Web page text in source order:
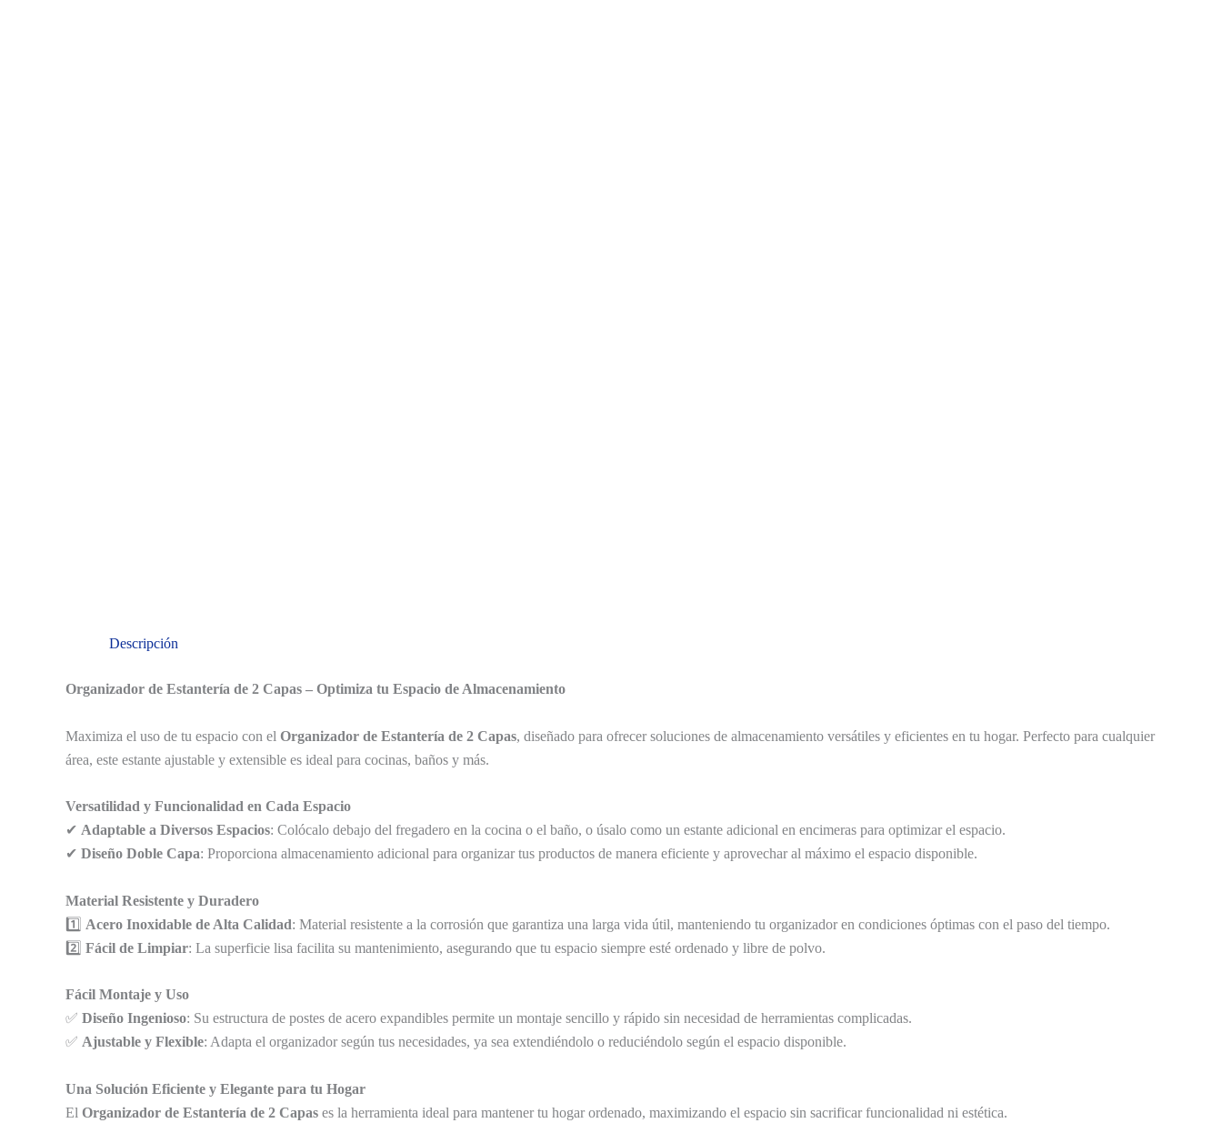
Descripción
Organizador de Estantería de 2 Capas – Optimiza tu Espacio de Almacenamiento
Maximiza el uso de tu espacio con el Organizador de Estantería de 2 Capas, diseñado para ofrecer soluciones de almacenamiento versátiles y eficientes en tu hogar. Perfecto para cualquier
área, este estante ajustable y extensible es ideal para cocinas, baños y más.
Versatilidad y Funcionalidad en Cada Espacio
✔ Adaptable a Diversos Espacios: Colócalo debajo del fregadero en la cocina o el baño, o úsalo como un estante adicional en encimeras para optimizar el espacio.
✔ Diseño Doble Capa: Proporciona almacenamiento adicional para organizar tus productos de manera eficiente y aprovechar al máximo el espacio disponible.
Material Resistente y Duradero
1️⃣ Acero Inoxidable de Alta Calidad: Material resistente a la corrosión que garantiza una larga vida útil, manteniendo tu organizador en condiciones óptimas con el paso del tiempo.
2️⃣ Fácil de Limpiar: La superficie lisa facilita su mantenimiento, asegurando que tu espacio siempre esté ordenado y libre de polvo.
Fácil Montaje y Uso
✅ Diseño Ingenioso: Su estructura de postes de acero expandibles permite un montaje sencillo y rápido sin necesidad de herramientas complicadas.
✅ Ajustable y Flexible: Adapta el organizador según tus necesidades, ya sea extendiéndolo o reduciéndolo según el espacio disponible.
Una Solución Eficiente y Elegante para tu Hogar
El Organizador de Estantería de 2 Capas es la herramienta ideal para mantener tu hogar ordenado, maximizando el espacio sin sacrificar funcionalidad ni estética.